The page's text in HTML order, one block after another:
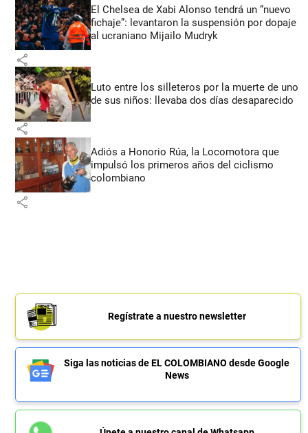
El Chelsea de Xabi Alonso tendrá un “nuevo
fichaje”: levantaron la suspensión por dopaje
al ucraniano Mijailo Mudryk
share
Luto entre los silleteros por la muerte de uno
de sus niños: llevaba dos días desaparecido
share
Adiós a Honorio Rúa, la Locomotora que
impulsó los primeros años del ciclismo
colombiano
share
Regístrate a nuestro newsletter
Siga las noticias de EL COLOMBIANO desde Google
News